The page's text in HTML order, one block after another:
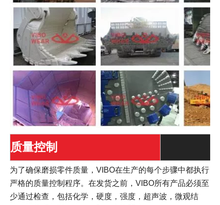
质量控制
为了确保磨损零件质量，VIBO在生产的每个步骤中都执行
严格的质量控制程序。在发货之前，VIBO所有产品必须至
少通过检查，包括化学，硬度，强度，超声波，微观结